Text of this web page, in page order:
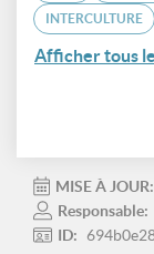
INTERCULTURE
Afficher tous
MISE À JOUR:
Responsable:
ID: